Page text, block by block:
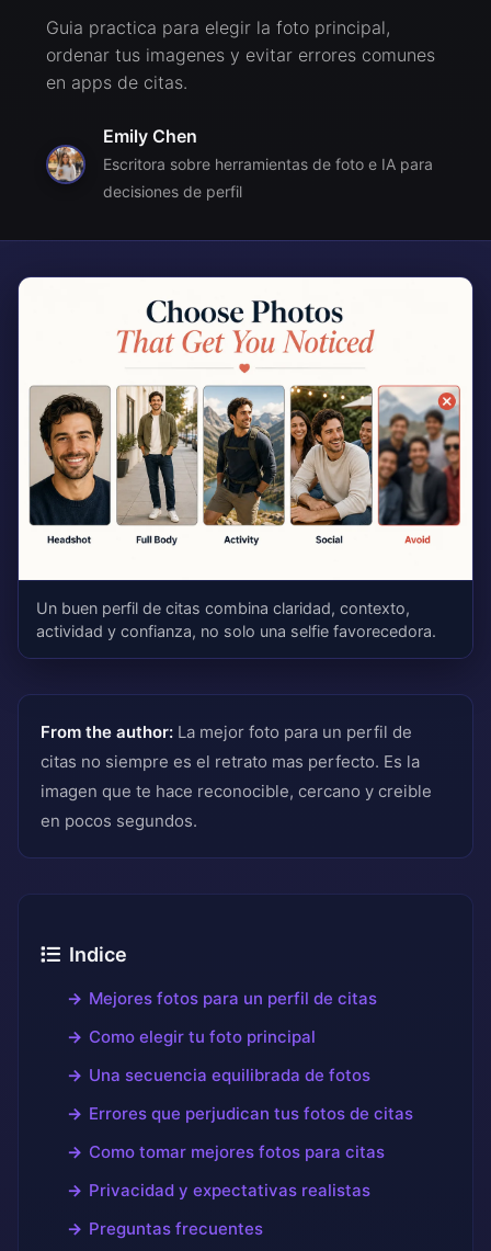
Guia practica para elegir la foto principal,
ordenar tus imagenes y evitar errores comunes
en apps de citas.
Emily Chen
Escritora sobre herramientas de foto e IA para
decisiones de perfil
Un buen perfil de citas combina claridad, contexto,
actividad y confianza, no solo una selfie favorecedora.
From the author: La mejor foto para un perfil de
citas no siempre es el retrato mas perfecto. Es la
imagen que te hace reconocible, cercano y creible
en pocos segundos.
Indice
Mejores fotos para un perfil de citas
Como elegir tu foto principal
Una secuencia equilibrada de fotos
Errores que perjudican tus fotos de citas
Como tomar mejores fotos para citas
Privacidad y expectativas realistas
Preguntas frecuentes